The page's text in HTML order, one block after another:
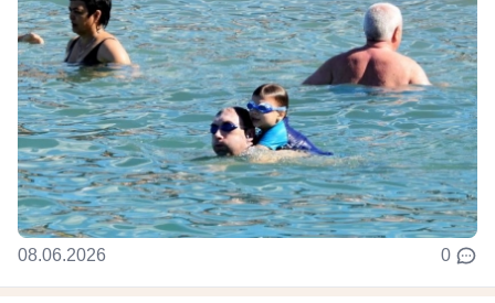
08.06.2026 0